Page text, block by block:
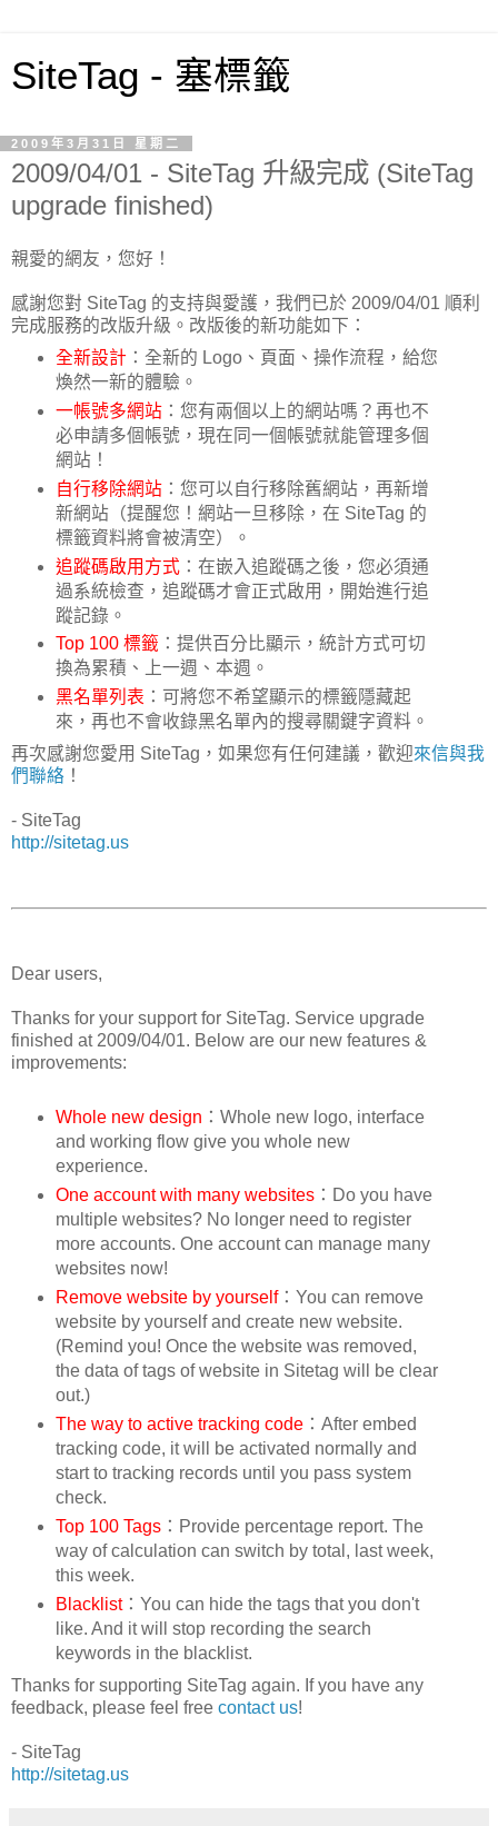
SiteTag - 塞標籤
2009年3月31日 星期二
2009/04/01 - SiteTag 升級完成 (SiteTag
upgrade finished)
親愛的網友，您好！
感謝您對 SiteTag 的支持與愛護，我們已於 2009/04/01 順利
完成服務的改版升級。改版後的新功能如下：
全新設計：全新的 Logo、頁面、操作流程，給您
煥然一新的體驗。
一帳號多網站：您有兩個以上的網站嗎？再也不
必申請多個帳號，現在同一個帳號就能管理多個
網站！
自行移除網站：您可以自行移除舊網站，再新增
新網站（提醒您！網站一旦移除，在 SiteTag 的
標籤資料將會被清空）。
追蹤碼啟用方式：在嵌入追蹤碼之後，您必須通
過系統檢查，追蹤碼才會正式啟用，開始進行追
蹤記錄。
Top 100 標籤 ：提供百分比顯示，統計方式可切
換為累積、上一週、本週。
黑名單列表 ：可將您不希望顯示的標籤隱藏起
來，再也不會收錄黑名單內的搜尋關鍵字資料。
再次感謝您愛用 SiteTag，如果您有任何建議，歡迎來信與我
們聯絡 ！
- SiteTag
http://sitetag.us
Dear users,
Thanks for your support for SiteTag. Service upgrade
finished at 2009/04/01. Below are our new features &
improvements:
Whole new design ：Whole new logo, interface
and working flow give you whole new
experience.
One account with many websites：Do you have
multiple websites? No longer need to register
more accounts. One account can manage many
websites now!
Remove website by yourself：You can remove
website by yourself and create new website.
(Remind you! Once the website was removed,
the data of tags of website in Sitetag will be clear
out.)
The way to active tracking code：After embed
tracking code, it will be activated normally and
start to tracking records until you pass system
check.
Top 100 Tags：Provide percentage report. The
way of calculation can switch by total, last week,
this week.
Blacklist：You can hide the tags that you don't
like. And it will stop recording the search
keywords in the blacklist.
Thanks for supporting SiteTag again. If you have any
feedback, please feel free contact us!
- SiteTag
http://sitetag.us